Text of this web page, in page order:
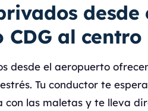
desde
al centro
desde el aeropuerto
Tu conductor te
con las maletas y te lleva